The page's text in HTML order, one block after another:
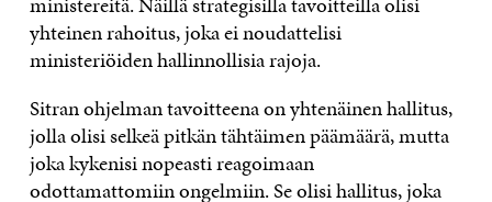
yhteinen rahoitus, joka ei noudattelisi
ministeriöiden hallinnollisia rajoja.
Sitran ohjelman tavoitteena on yhtenäinen hallitus,
jolla olisi selkeä pitkän tähtäimen päämäärä, mutta
joka kykenisi nopeasti reagoimaan
odottamattomiin ongelmiin. Se olisi hallitus, joka